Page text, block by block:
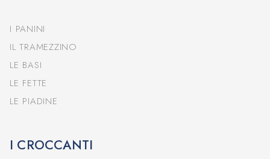
I PANINI
IL TRAMEZZINO
LE BASI
LE FETTE
LE PIADINE
I CROCCANTI